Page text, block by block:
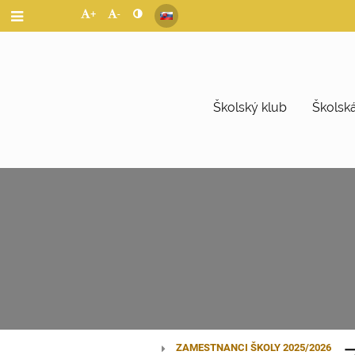
+ -
Školský klub
ZAMESTNANCI ŠKOLY 2025/2026